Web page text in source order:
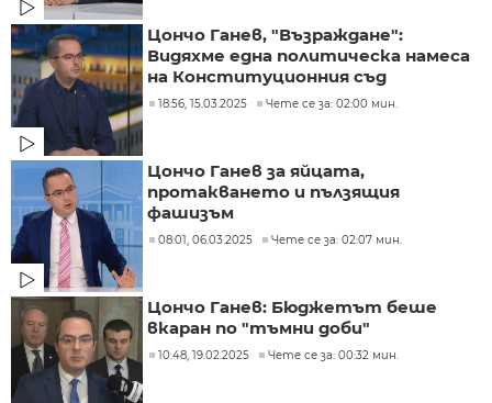
Цончо Ганев, "Възраждане":
Видяхме една политическа намеса
на Конституционния съд
18:56, 15.03.2025 Чете се за: 02:00 мин.
Цончо Ганев за яйцата,
протакването и пълзящия
фашизъм
08:01, 06.03.2025 Чете се за: 02:07 мин.
Цончо Ганев: Бюджетът беше
вкаран по "тъмни доби"
10:48, 19.02.2025 Чете се за: 00:32 мин.